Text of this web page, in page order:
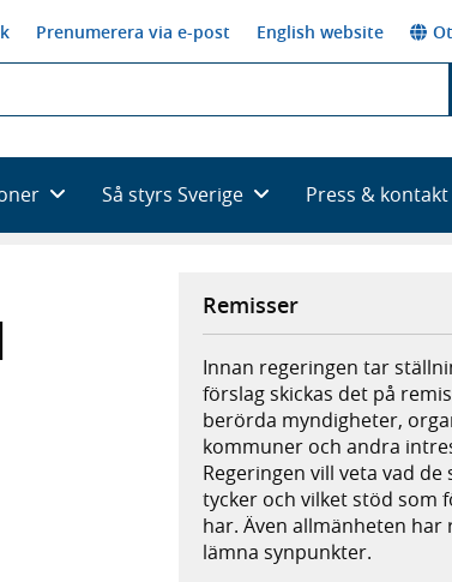
Prenumerera via e-post English website
Så styrs Sverige Press & kontakt
Remisser
Innan regeringen tar
förslag skickas det på
berörda myndigheter,
kommuner och andra
Regeringen vill veta vad
tycker och vilket stöd som
har. Även allmänheten
lämna synpunkter.